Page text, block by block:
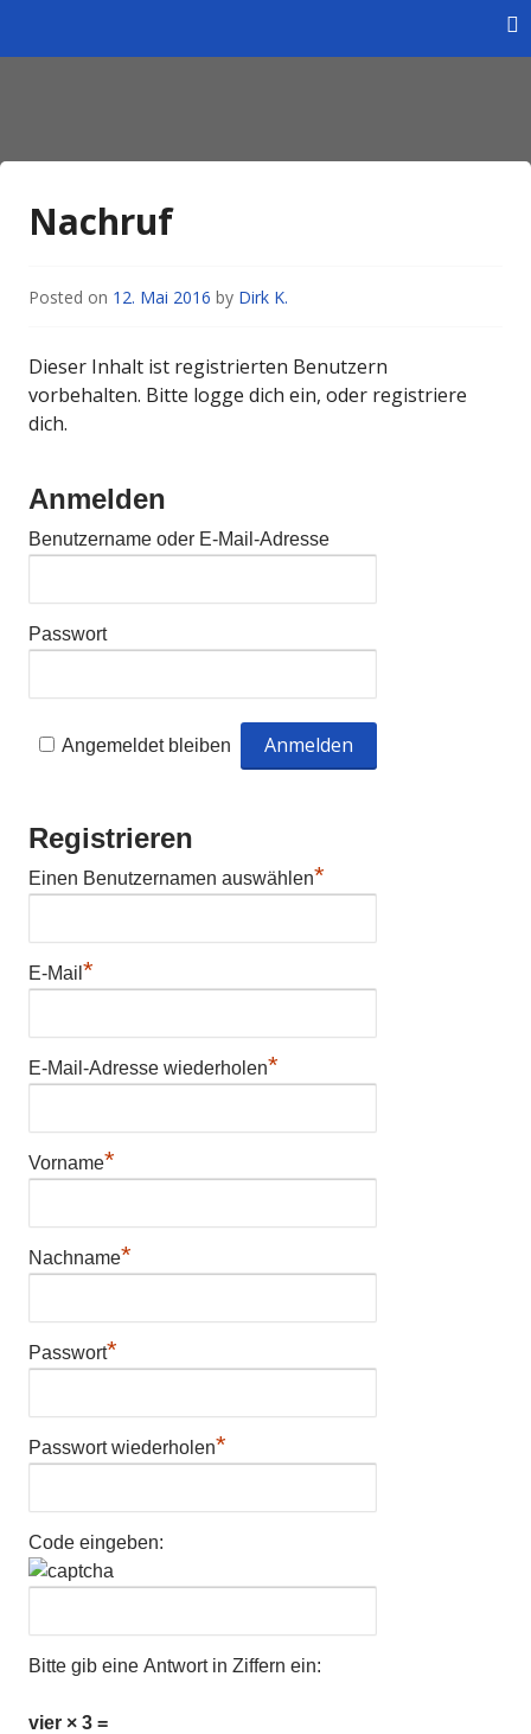
Wintersportverein
Braunschweig e.V.
Nachruf
Posted on 12. Mai 2016 by Dirk K.
Dieser Inhalt ist registrierten Benutzern
vorbehalten. Bitte logge dich ein, oder registriere
dich.
Anmelden
Benutzername oder E-Mail-Adresse
Passwort
Angemeldet bleiben
Registrieren
Einen Benutzernamen auswählen*
E-Mail *
E-Mail-Adresse wiederholen*
Vorname*
Nachname*
Passwort*
Passwort wiederholen*
Code eingeben:
Bitte gib eine Antwort in Ziffern ein:
vier × 3 =